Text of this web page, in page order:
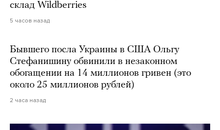
склад Wildberries
5 часов назад
Бывшего посла Украины в США Ольгу
Стефанишину обвинили в незаконном
обогащении на 14 миллионов гривен (это
около 25 миллионов рублей)
2 часа назад